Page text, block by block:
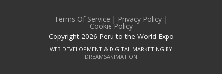
Terms Of Service | Privacy Policy |
Cookie Policy
Copyright 2026 Peru to the World Expo
WEB DEVELOPMENT & DIGITAL MARKETING BY
DREAMSANIMATION